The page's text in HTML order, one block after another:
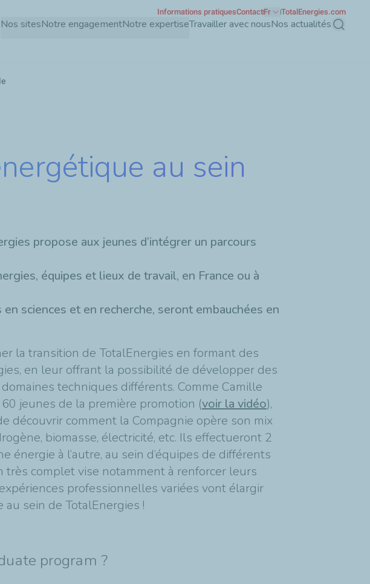
Nos sitesNotre engagementNotre expertiseTravailler avec nousNos actualités
Informations pratiquesContactFr TotalEnergies.com
au sein
propose aux jeunes d’intégrer un parcours
équipes et lieux de travail, en France ou à
sciences et en recherche, seront embauchées en
la transition de TotalEnergies en formant des
en leur offrant la possibilité de développer des
techniques différents. Comme Camille
jeunes de la première promotion (voir la vidéo),
découvrir comment la Compagnie opère son mix
biomasse, électricité, etc. Ils effectueront 2
énergie à l’autre, au sein d’équipes de différents
complet vise notamment à renforcer leurs
professionnelles variées vont élargir
sein de TotalEnergies !
program ?